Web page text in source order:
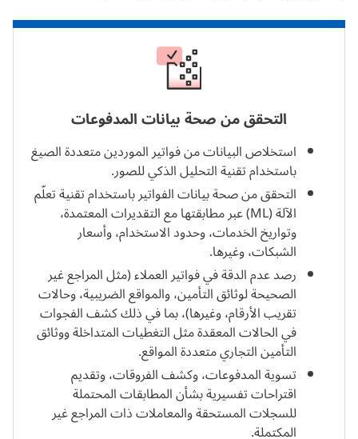
التأمين التي تحتفظ ببيانات بطاقات الدفع)،
الحذف التلقائي لبيانات المدفوعات وفقًا
لسياسات الاحتفاظ والحذف المحددة سابقًا.
تجزئة بيانات الفواتير وختمها زمنيًا.
التحقق من صحة بيانات المدفوعات
استخلاص البيانات من فواتير الموردين متعددة الصيغ
باستخدام تقنية التحليل الذكي للصور.
التحقق من صحة بيانات الفواتير باستخدام تقنية تعلّم
الآلة (ML) عبر مطابقتها مع التقديرات المعتمدة،
وتواريخ الخدمات، وحدود الاستخدام، وأسعار
الشبكات، وغيرها.
رصد عدم الدقة في فواتير العملاء (مثل المراجع غير
الصحيحة لوثائق التأمين، والمواقع الضريبية، وحالات
تقريب الأرقام، وغيرها)، بما في ذلك كشف الفجوات
في الحالات المعقدة مثل التغطيات المتداخلة ووثائق
التأمين التجاري متعددة المواقع.
تسوية المدفوعات، وكشف الفروقات، وتقديم
اقتراحات تفسيرية بشأن المطابقات المحتملة
للسجلات المستحقة والمعاملات ذات المراجع غير
المكتملة.